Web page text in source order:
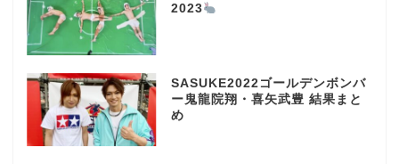
2023
SASUKE2022ゴールデンボンバ
ー鬼龍院翔・喜矢武豊 結果まと
め